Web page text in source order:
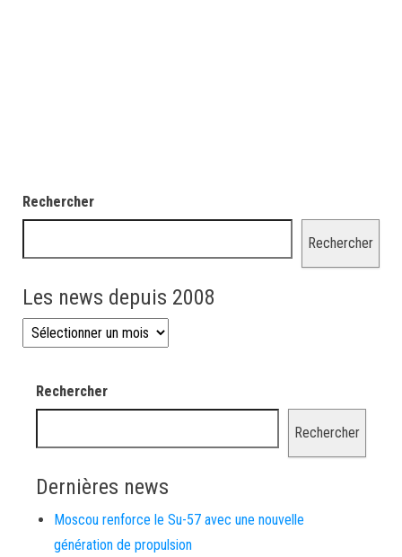
Rechercher
Rechercher
Les news depuis 2008
Les news depuis 2008
Rechercher
Rechercher
Dernières news
Moscou renforce le Su-57 avec une nouvelle
génération de propulsion